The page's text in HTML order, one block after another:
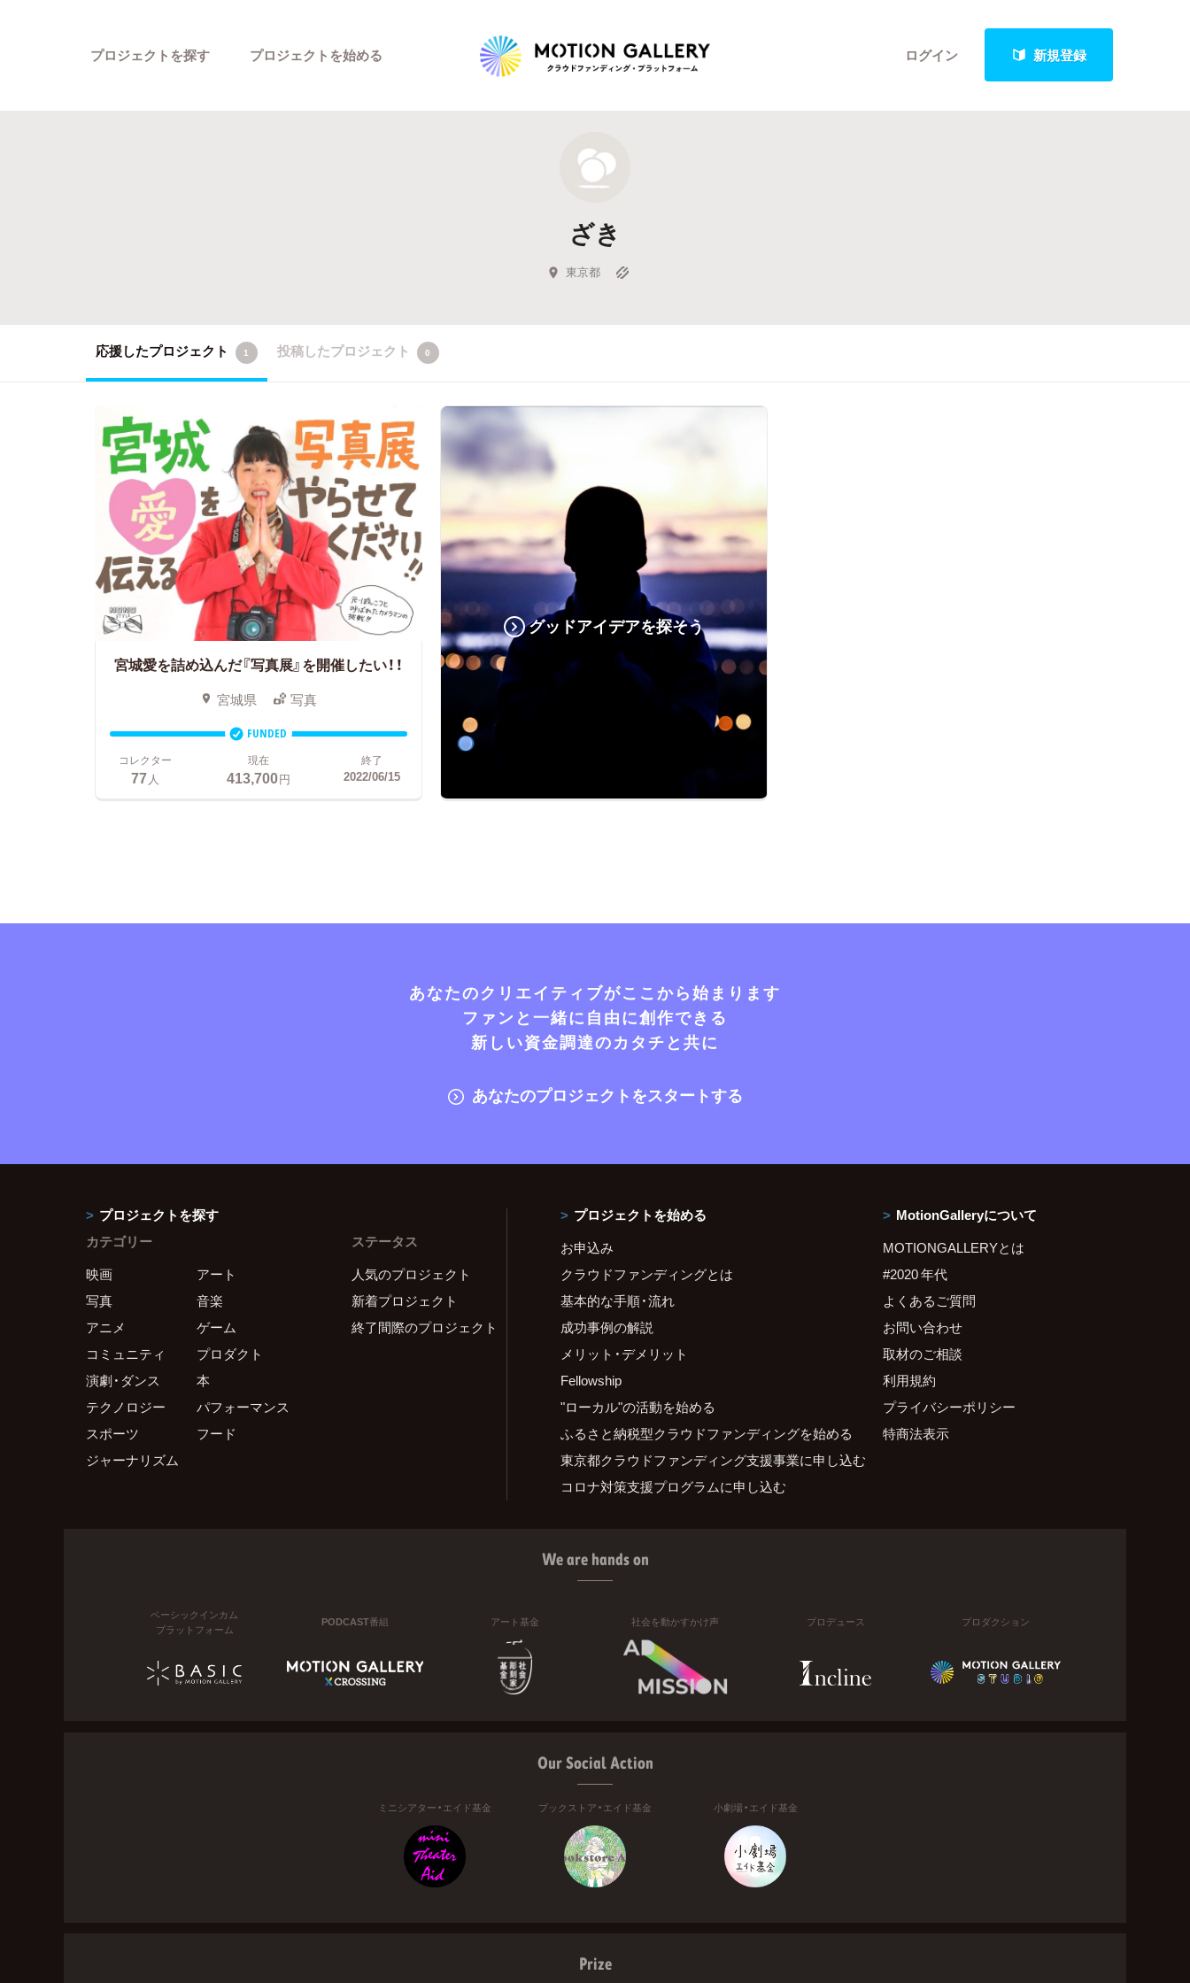
ログイン 新規登録
プロジェクトを探す
新着プロジェクト
Feature
キュレーターから探す
プロジェクトを始める
ざき
東京都
応援したプロジェクト 1 投稿したプロジェクト 0
宮城愛を詰め込んだ『写真展』を開催したい！！
宮城県 写真
FUNDED
コレクター
77人
現在
413,700円
終了
2022/06/15
グッドアイデアを探そう
あなたのクリエイティブがここから始まります
ファンと一緒に自由に創作できる
新しい資金調達のカタチと共に
あなたのプロジェクトをスタートする
プロジェクトを探す
カテゴリー
映画
アート
写真
音楽
アニメ
ゲーム
コミュニティ
プロダクト
演劇・ダンス
本
テクノロジー
パフォーマンス
スポーツ
フード
ジャーナリズム
ステータス
人気のプロジェクト
新着プロジェクト
終了間際のプロジェクト
プロジェクトを始める
お申込み
クラウドファンディングとは
基本的な手順・流れ
成功事例の解説
メリット・デメリット
Fellowship
"ローカル"の活動を始める
ふるさと納税型クラウドファンディングを始める
東京都クラウドファンディング支援事業に申し込む
コロナ対策支援プログラムに申し込む
MotionGalleryについて
MOTIONGALLERYとは
#2020 年代
よくあるご質問
お問い合わせ
取材のご相談
利用規約
プライバシーポリシー
特商法表示
We are hands on
ベーシックインカム
プラットフォーム
PODCAST番組 アート基金 社会を動かすかけ声 プロデュース プロダクション
Our Social Action
ミニシアター・エイド基金 ブックストア・エイド基金 小劇場・エイド基金
Prize